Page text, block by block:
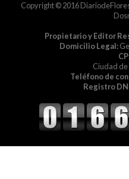
Copyright © 2016
Propietario y Editor
Domicilio Legal:
Ciudad
Teléfono de
Registro